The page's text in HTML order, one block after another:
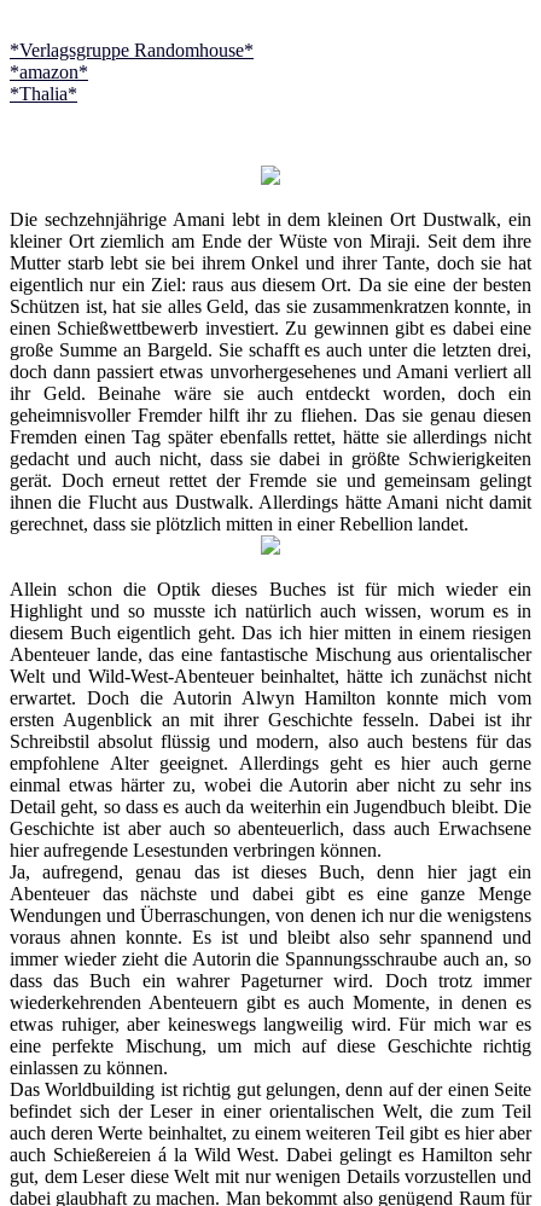
*Verlagsgruppe Randomhouse*
*amazon*
*Thalia*
Die sechzehnjährige Amani lebt in dem kleinen Ort Dustwalk, ein
kleiner Ort ziemlich am Ende der Wüste von Miraji. Seit dem ihre
Mutter starb lebt sie bei ihrem Onkel und ihrer Tante, doch sie hat
eigentlich nur ein Ziel: raus aus diesem Ort. Da sie eine der besten
Schützen ist, hat sie alles Geld, das sie zusammenkratzen konnte, in
einen Schießwettbewerb investiert. Zu gewinnen gibt es dabei eine
große Summe an Bargeld. Sie schafft es auch unter die letzten drei,
doch dann passiert etwas unvorhergesehenes und Amani verliert all
ihr Geld. Beinahe wäre sie auch entdeckt worden, doch ein
geheimnisvoller Fremder hilft ihr zu fliehen. Das sie genau diesen
Fremden einen Tag später ebenfalls rettet, hätte sie allerdings nicht
gedacht und auch nicht, dass sie dabei in größte Schwierigkeiten
gerät. Doch erneut rettet der Fremde sie und gemeinsam gelingt
ihnen die Flucht aus Dustwalk. Allerdings hätte Amani nicht damit
gerechnet, dass sie plötzlich mitten in einer Rebellion landet.
Allein schon die Optik dieses Buches ist für mich wieder ein
Highlight und so musste ich natürlich auch wissen, worum es in
diesem Buch eigentlich geht. Das ich hier mitten in einem riesigen
Abenteuer lande, das eine fantastische Mischung aus orientalischer
Welt und Wild-West-Abenteuer beinhaltet, hätte ich zunächst nicht
erwartet. Doch die Autorin Alwyn Hamilton konnte mich vom
ersten Augenblick an mit ihrer Geschichte fesseln. Dabei ist ihr
Schreibstil absolut flüssig und modern, also auch bestens für das
empfohlene Alter geeignet. Allerdings geht es hier auch gerne
einmal etwas härter zu, wobei die Autorin aber nicht zu sehr ins
Detail geht, so dass es auch da weiterhin ein Jugendbuch bleibt. Die
Geschichte ist aber auch so abenteuerlich, dass auch Erwachsene
hier aufregende Lesestunden verbringen können.
Ja, aufregend, genau das ist dieses Buch, denn hier jagt ein
Abenteuer das nächste und dabei gibt es eine ganze Menge
Wendungen und Überraschungen, von denen ich nur die wenigstens
voraus ahnen konnte. Es ist und bleibt also sehr spannend und
immer wieder zieht die Autorin die Spannungsschraube auch an, so
dass das Buch ein wahrer Pageturner wird. Doch trotz immer
wiederkehrenden Abenteuern gibt es auch Momente, in denen es
etwas ruhiger, aber keineswegs langweilig wird. Für mich war es
eine perfekte Mischung, um mich auf diese Geschichte richtig
einlassen zu können.
Das Worldbuilding ist richtig gut gelungen, denn auf der einen Seite
befindet sich der Leser in einer orientalischen Welt, die zum Teil
auch deren Werte beinhaltet, zu einem weiteren Teil gibt es hier aber
auch Schießereien á la Wild West. Dabei gelingt es Hamilton sehr
gut, dem Leser diese Welt mit nur wenigen Details vorzustellen und
dabei glaubhaft zu machen. Man bekommt also genügend Raum für